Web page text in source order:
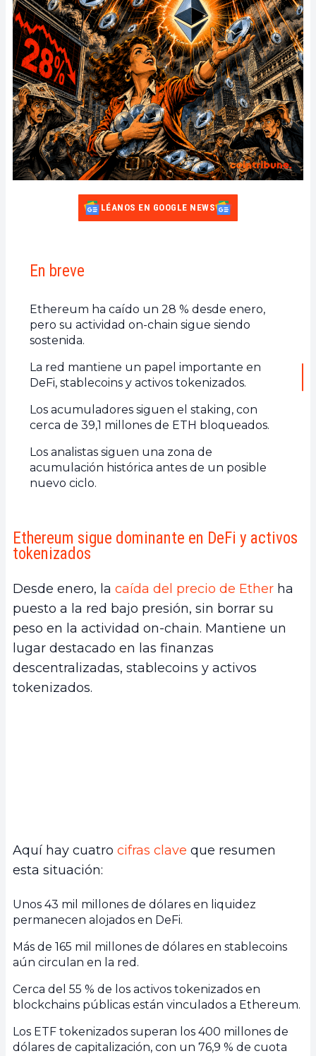
LÉANOS EN GOOGLE NEWS
En breve
Ethereum ha caído un 28 % desde enero,
pero su actividad on-chain sigue siendo
sostenida.
La red mantiene un papel importante en
DeFi, stablecoins y activos tokenizados.
Los acumuladores siguen el staking, con
cerca de 39,1 millones de ETH bloqueados.
Los analistas siguen una zona de
acumulación histórica antes de un posible
nuevo ciclo.
Ethereum sigue dominante en DeFi y activos
tokenizados
Desde enero, la caída del precio de Ether ha
puesto a la red bajo presión, sin borrar su
peso en la actividad on-chain. Mantiene un
lugar destacado en las finanzas
descentralizadas, stablecoins y activos
tokenizados.
Aquí hay cuatro cifras clave que resumen
esta situación:
Unos 43 mil millones de dólares en liquidez
permanecen alojados en DeFi.
Más de 165 mil millones de dólares en stablecoins
aún circulan en la red.
Cerca del 55 % de los activos tokenizados en
blockchains públicas están vinculados a Ethereum.
Los ETF tokenizados superan los 400 millones de
dólares de capitalización, con un 76,9 % de cuota